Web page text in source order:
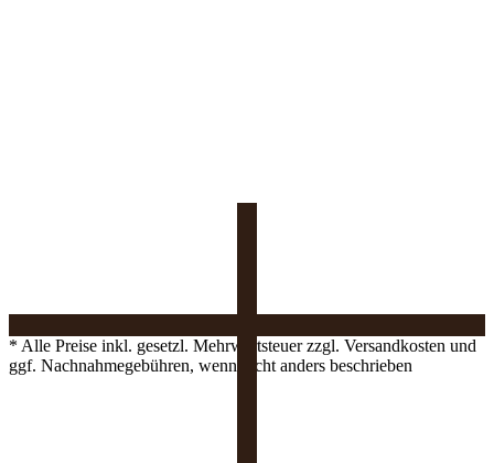
* Alle Preise inkl. gesetzl. Mehrwertsteuer zzgl. Versandkosten und
ggf. Nachnahmegebühren, wenn nicht anders beschrieben